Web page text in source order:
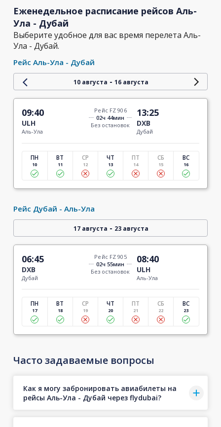
Еженедельное расписание рейсов Аль-
Ула - Дубай
Выберите удобное для вас время перелета Аль-
Ула - Дубай.
Рейс Аль-Ула - Дубай
10 августа - 16 августа
09:40
ULH
Аль-Ула
Рейс FZ 906
02ч 44мин
Без остановок
13:25
DXB
Дубай
ПН
10
ВТ
11
СР
12
ЧТ
13
ПТ
14
СБ
15
ВС
16
Рейс Дубай - Аль-Ула
17 августа - 23 августа
06:45
DXB
Дубай
Рейс FZ 905
02ч 55мин
Без остановок
08:40
ULH
Аль-Ула
ПН
17
ВТ
18
СР
19
ЧТ
20
ПТ
21
СБ
22
ВС
23
Часто задаваемые вопросы
Как я могу забронировать авиабилеты на
рейсы Аль-Ула - Дубай через flydubai?